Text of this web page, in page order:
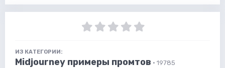
ИЗ КАТЕГОРИИ:
Midjourney примеры промтов · 19785